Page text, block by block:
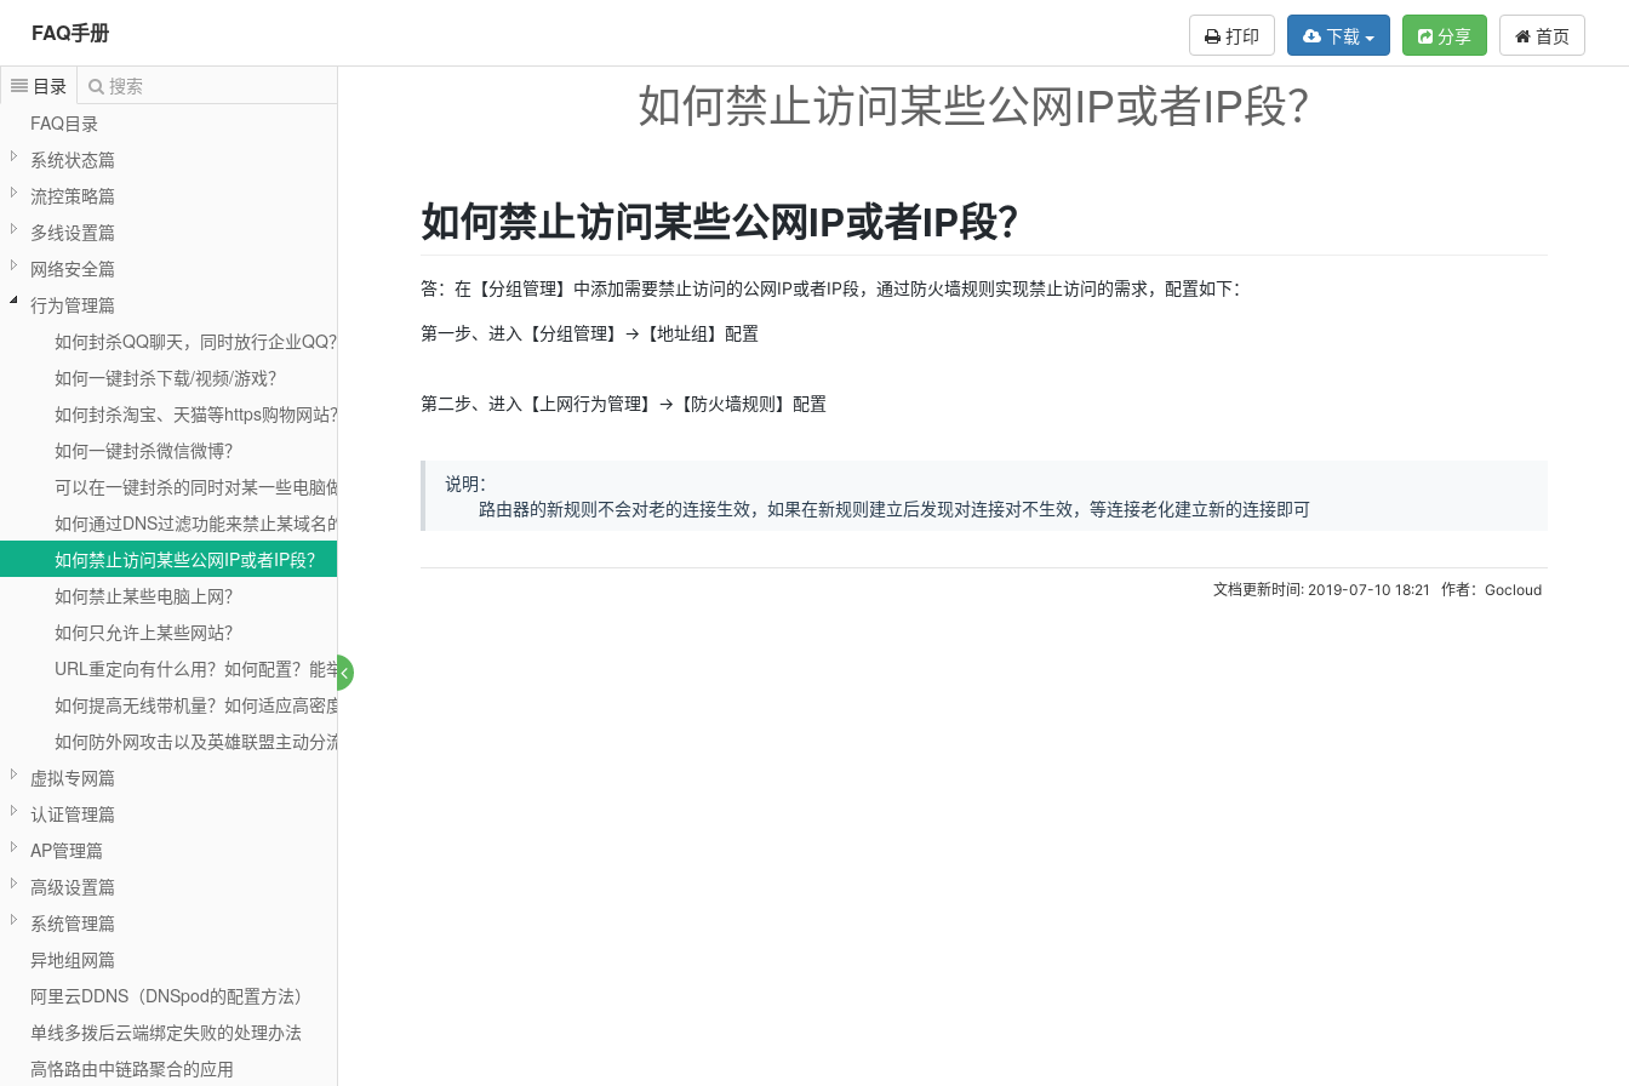
FAQ手册 打印 首页
分享
下载
目录
搜索
FAQ目录
系统状态篇
流控策略篇
多线设置篇
网络安全篇
行为管理篇
如何封杀QQ聊天，同时放行企业QQ？
如何一键封杀下载/视频/游戏？
如何封杀淘宝、天猫等https购物网站？京东、唯品会等购物网站?
如何一键封杀微信微博？
可以在一键封杀的同时对某一些电脑做例外吗？
如何通过DNS过滤功能来禁止某域名的所有流量？有哪些局限性？
如何禁止访问某些公网IP或者IP段？
如何禁止某些电脑上网？
如何只允许上某些网站？
URL重定向有什么用？如何配置？能举个例子吗？有哪些可能的隐患？
如何提高无线带机量？如何适应高密度高并发的使用环境？
如何防外网攻击以及英雄联盟主动分流后，部分内嵌网页打不开的问题？
虚拟专网篇
认证管理篇
AP管理篇
高级设置篇
系统管理篇
异地组网篇
阿里云DDNS（DNSpod的配置方法）
单线多拨后云端绑定失败的处理办法
高恪路由中链路聚合的应用
如何禁止访问某些公网IP或者IP段？
如何禁止访问某些公网IP或者IP段？
答：在【分组管理】中添加需要禁止访问的公网IP或者IP段，通过防火墙规则实现禁止访问的需求，配置如下：
第一步、进入【分组管理】→【地址组】配置
第二步、进入【上网行为管理】→【防火墙规则】配置
说明：
路由器的新规则不会对老的连接生效，如果在新规则建立后发现对连接对不生效，等连接老化建立新的连接即可
文档更新时间: 2019-07-10 18:21 作者：Gocloud